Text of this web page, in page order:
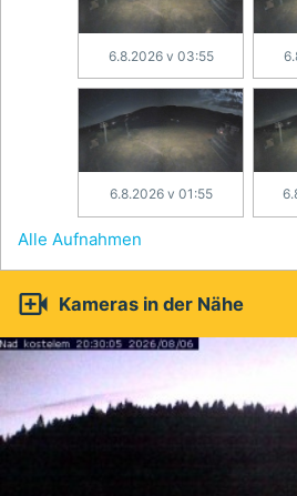
6.8.2026 v 03:55
6.8.2026 v 01:55
Alle Aufnahmen
 Kameras in der Nähe